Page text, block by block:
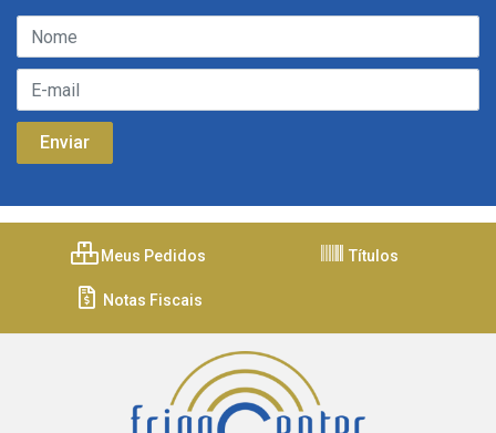
Meus Pedidos Títulos
Notas Fiscais